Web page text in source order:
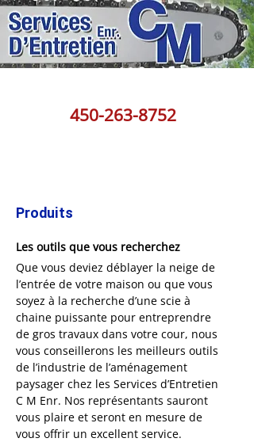
450-263-8752
Produits
Les outils que vous recherchez
Que vous deviez déblayer la neige de
l’entrée de votre maison ou que vous
soyez à la recherche d’une scie à
chaine puissante pour entreprendre
de gros travaux dans votre cour, nous
vous conseillerons les meilleurs outils
de l’industrie de l’aménagement
paysager chez les Services d’Entretien
C M Enr. Nos représentants sauront
vous plaire et seront en mesure de
vous offrir un excellent service.